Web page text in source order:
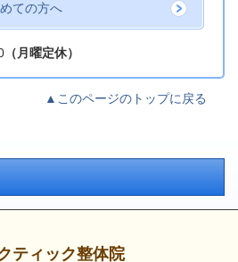
ての方へ
（月曜定休）
▲このページのトップに戻る
ティック整体院